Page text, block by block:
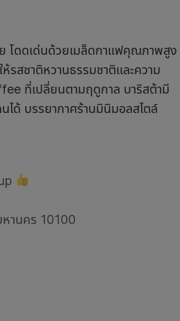
โดดเด่นด้วยเมล็ดกาแฟคุณภาพสูง
รสชาติหวานธรรมชาติและความ
ที่เปลี่ยนตามฤดูกาล บาริสต้ามี
ได้ บรรยากาศร้านมินิมอลสไตล์
านคร 10100